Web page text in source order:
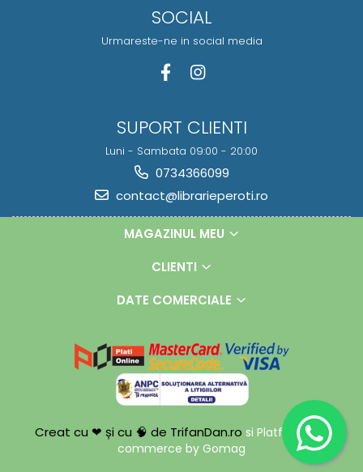
SOCIAL
Urmareste-ne in social media
SUPORT CLIENTI
Luni - Sambata 09:00 - 20:00
0734366099
contact@librarieperoti.ro
MAGAZINUL MEU
CLIENTI
DATE COMERCIALE
Creat cu ❤ și cu 🧠 de TrifanDan.ro si Platforma E-
commerce by Gomag